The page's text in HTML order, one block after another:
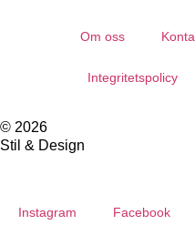
Om oss
Integritetspolicy
© 2026
Stil & Design
Instagram Facebook